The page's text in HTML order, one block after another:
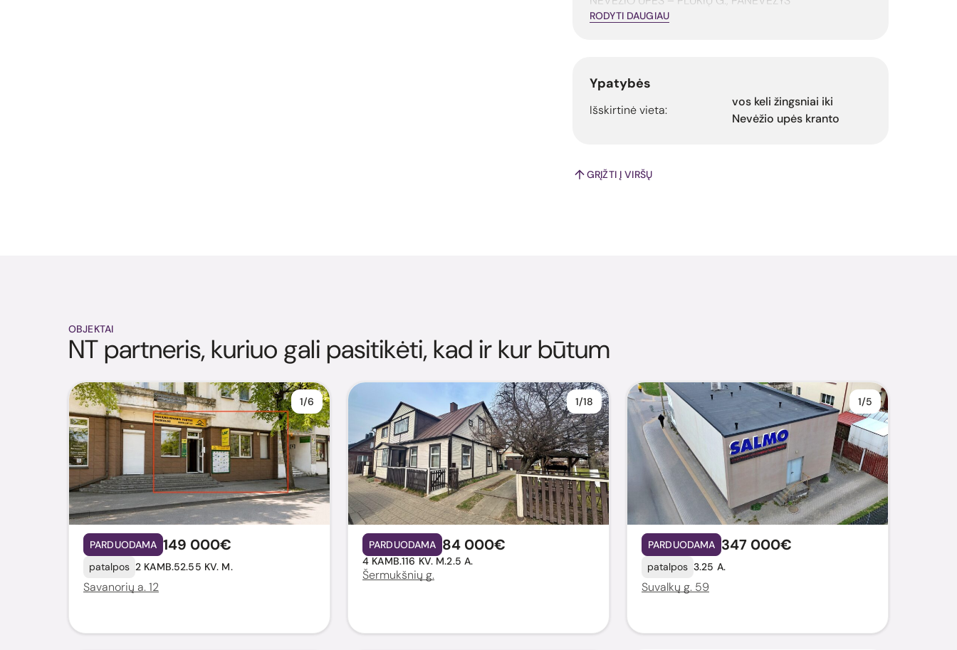
RODYTI DAUGIAU
Ypatybės
Išskirtinė vieta:
vos keli žingsniai iki
Nevėžio upės kranto
GRĮŽTI Į VIRŠŲ
OBJEKTAI
NT partneris, kuriuo gali pasitikėti, kad ir kur būtum
1/6
PARDUODAMA 149 000€
patalpos 2 KAMB.52.55 KV. M.
Savanorių a. 12
1/18
PARDUODAMA 84 000€
4 KAMB.116 KV. M.2.5 A.
Šermukšnių g.
1/5
PARDUODAMA 347 000€
patalpos 3.25 A.
Suvalkų g. 59